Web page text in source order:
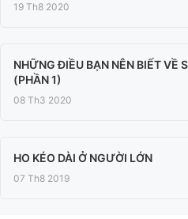
19 Th8 2020
NHỮNG ĐIỀU BẠN NÊN BIẾT VỀ
(PHẦN 1)
08 Th3 2020
HO KÉO DÀI Ở NGƯỜI LỚN
07 Th8 2019